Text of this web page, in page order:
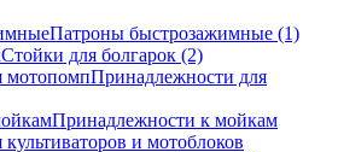
Патроны быстрозажимные (1)
Стойки для болгарок (2)
Принадлежности для
Принадлежности к мойкам